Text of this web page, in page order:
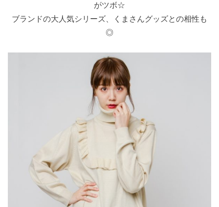
がツボ☆
ブランドの大人気シリーズ、くまさんグッズとの相性も
◎